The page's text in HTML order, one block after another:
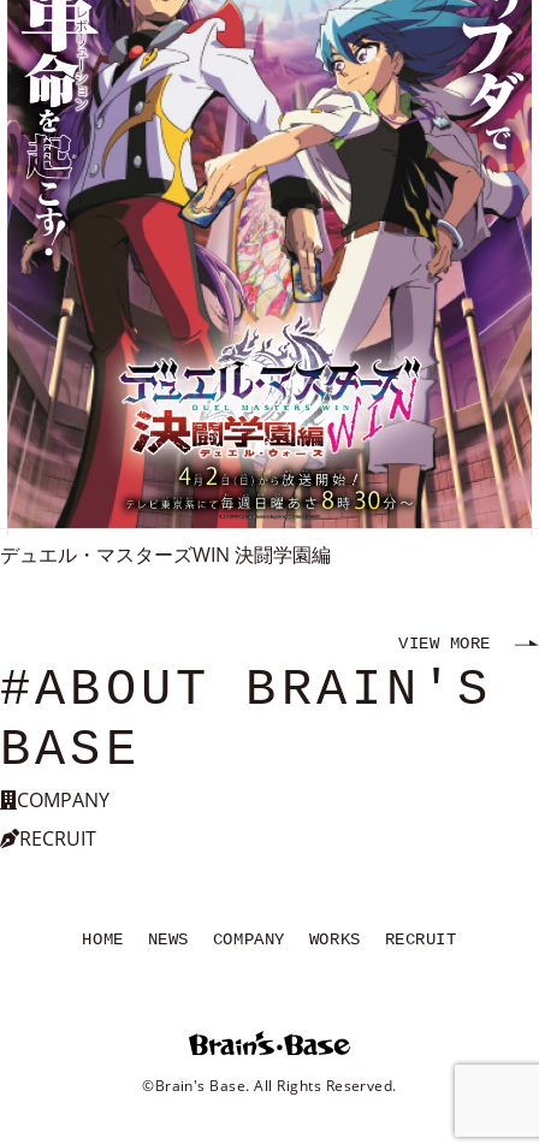
デュエル・マスターズWIN 決闘学園編
VIEW MORE
#ABOUT BRAIN'S
BASE
COMPANY
RECRUIT
HOME NEWS COMPANY WORKS RECRUIT
©Brain's Base. All Rights Reserved.